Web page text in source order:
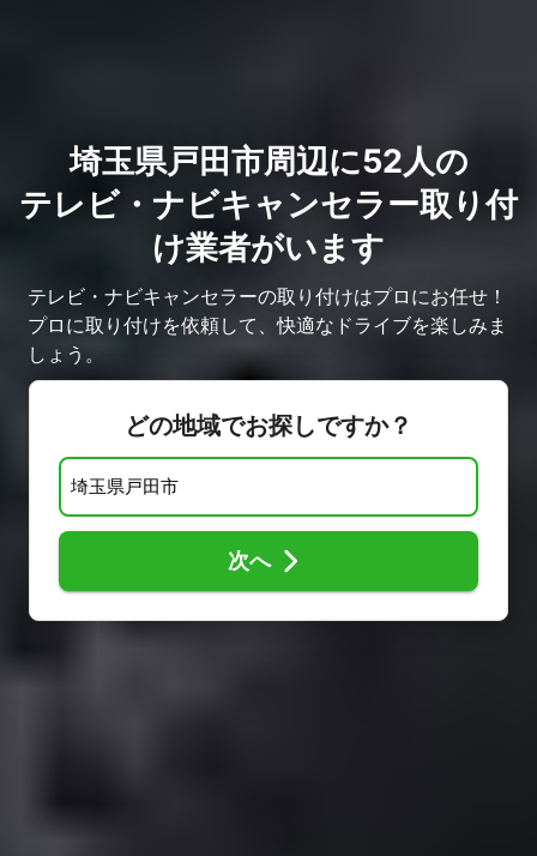
埼玉県戸田市周辺に52人の
テレビ・ナビキャンセラー取り付
け業者がいます
テレビ・ナビキャンセラーの取り付けはプロにお任せ！
プロに取り付けを依頼して、快適なドライブを楽しみま
しょう。
どの地域でお探しですか？
次へ